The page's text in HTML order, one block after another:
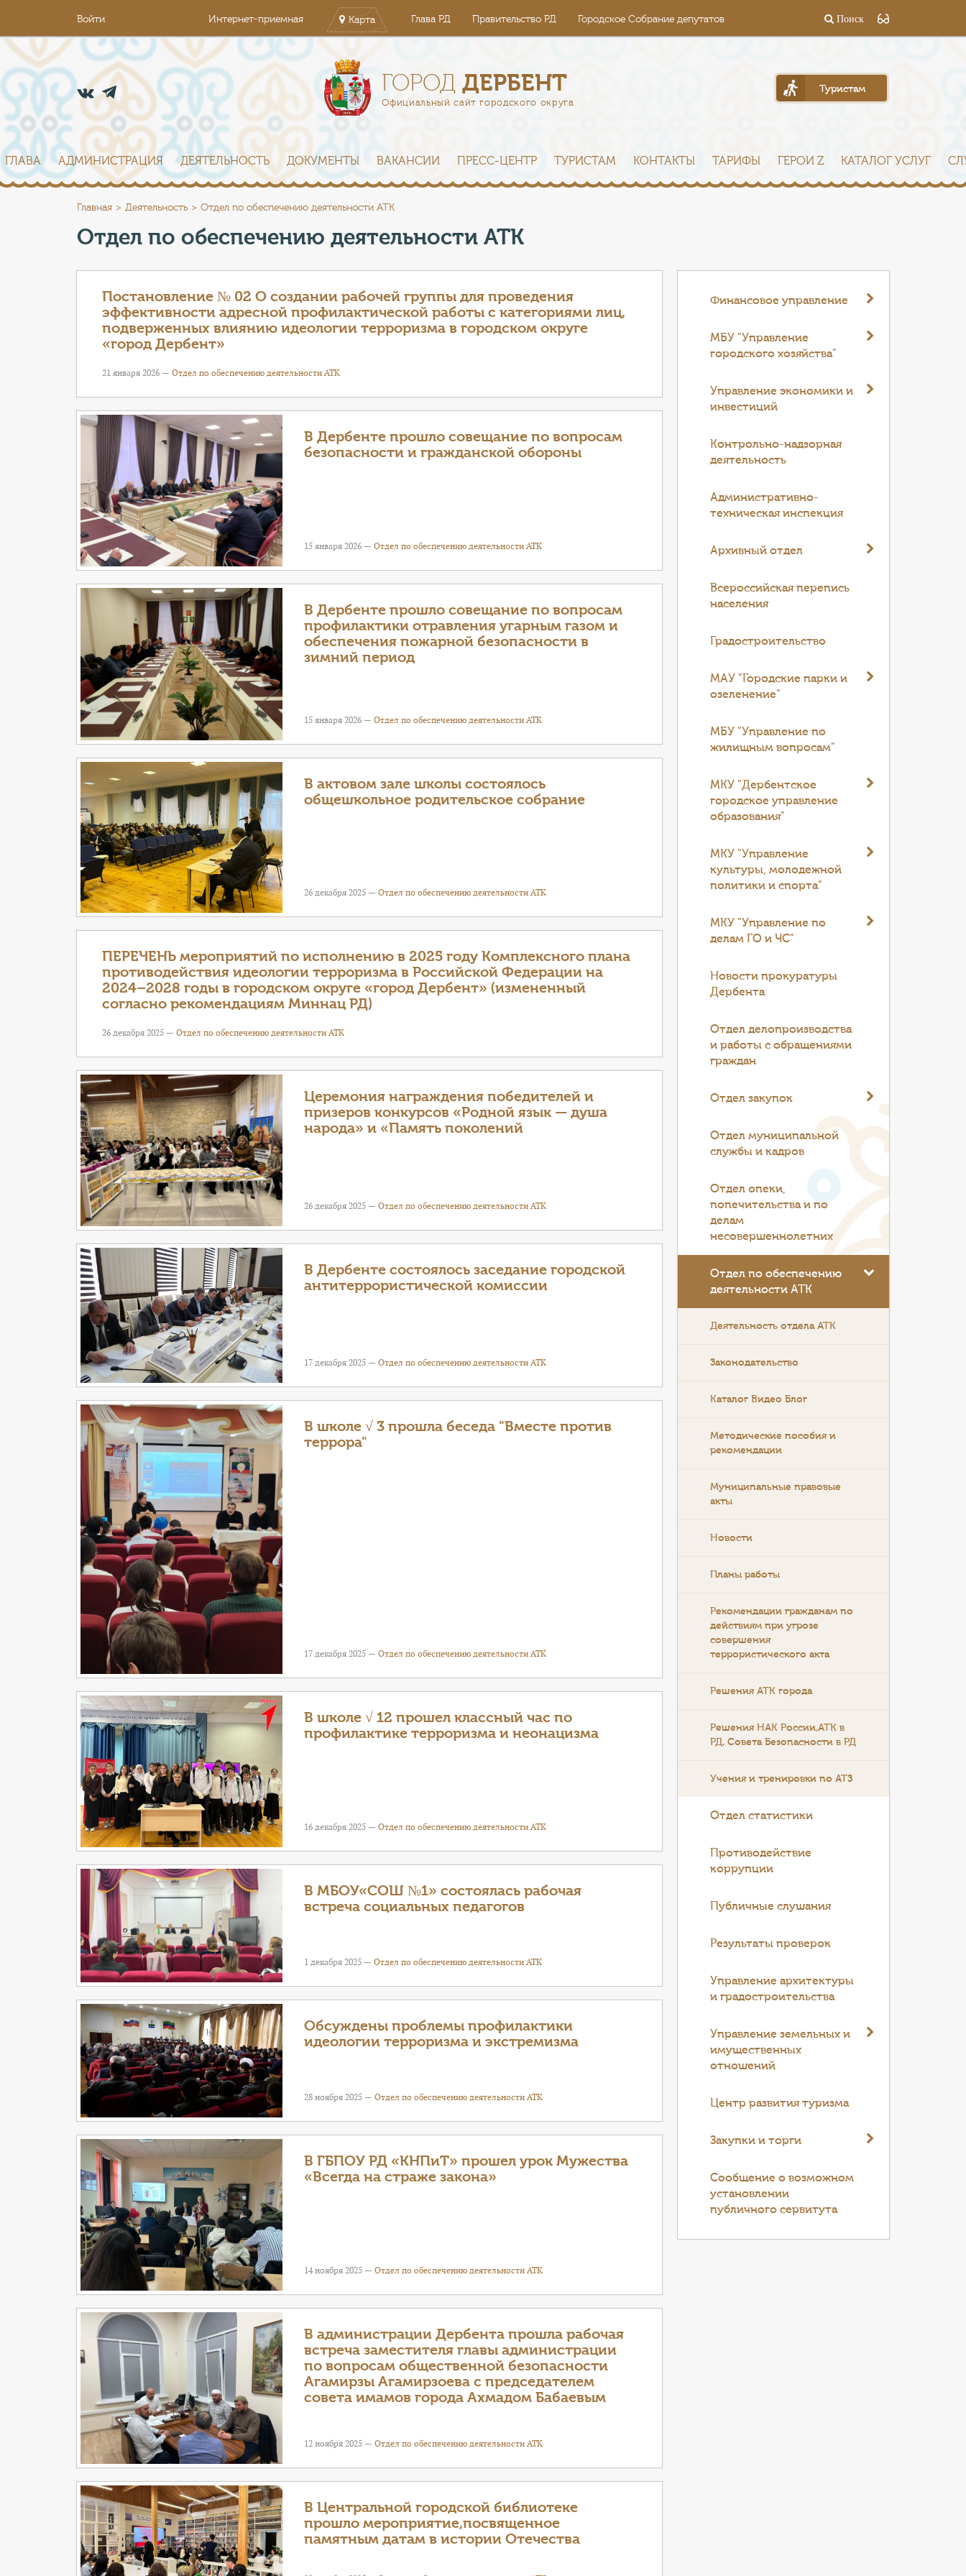
Войти Интернет-приемная Карта Глава РД Правительство РД Городское Собрание депутатов Поиск
ГОРОДДЕРБЕНТ
Официальный сайт городского округа
Туристам
ГЛАВА АДМИНИСТРАЦИЯ ДЕЯТЕЛЬНОСТЬ ДОКУМЕНТЫ ВАКАНСИИ ПРЕСС-ЦЕНТР ТУРИСТАМ КОНТАКТЫ ТАРИФЫ ГЕРОИ Z КАТАЛОГ УСЛУГ
Главная Деятельность Отдел по обеспечению деятельности АТК
Отдел по обеспечению деятельности АТК
Постановление № 02 О создании рабочей группы для проведения
эффективности адресной профилактической работы с категориями лиц,
подверженных влиянию идеологии терроризма в городском округе
«город Дербент»
21 января 2026 — Отдел по обеспечению деятельности АТК
В Дербенте прошло совещание по вопросам
безопасности и гражданской обороны
15 января 2026 —Отдел по обеспечению деятельности АТК
В Дербенте прошло совещание по вопросам
профилактики отравления угарным газом и
обеспечения пожарной безопасности в
зимний период
15 января 2026 —Отдел по обеспечению деятельности АТК
В актовом зале школы состоялось
общешкольное родительское собрание
26 декабря 2025 —Отдел по обеспечению деятельности АТК
ПЕРЕЧЕНЬ мероприятий по исполнению в 2025 году Комплексного плана
противодействия идеологии терроризма в Российской Федерации на
2024–2028 годы в городском округе «город Дербент» (измененный
согласно рекомендациям Миннац РД)
26 декабря 2025 — Отдел по обеспечению деятельности АТК
Церемония награждения победителей и
призеров конкурсов «Родной язык — душа
народа» и «Память поколений
26 декабря 2025 —Отдел по обеспечению деятельности АТК
В Дербенте состоялось заседание городской
антитеррористической комиссии
17 декабря 2025 —Отдел по обеспечению деятельности АТК
В школе √ 3 прошла беседа "Вместе против
террора"
17 декабря 2025 —Отдел по обеспечению деятельности АТК
В школе √ 12 прошел классный час по
профилактике терроризма и неонацизма
16 декабря 2025 —Отдел по обеспечению деятельности АТК
В МБОУ«СОШ №1» состоялась рабочая
встреча социальных педагогов
1 декабря 2025 —Отдел по обеспечению деятельности АТК
Обсуждены проблемы профилактики
идеологии терроризма и экстремизма
28 ноября 2025 —Отдел по обеспечению деятельности АТК
В ГБПОУ РД «КНПиТ» прошел урок Мужества
«Всегда на страже закона»
14 ноября 2025 —Отдел по обеспечению деятельности АТК
В администрации Дербента прошла рабочая
встреча заместителя главы администрации
по вопросам общественной безопасности
Агамирзы Агамирзоева с председателем
совета имамов города Ахмадом Бабаевым
12 ноября 2025 —Отдел по обеспечению деятельности АТК
В Центральной городской библиотеке
прошло мероприятие,посвященное
памятным датам в истории Отечества
Финансовое управление
МБУ "Управление
городского хозяйства"
Управление экономики и
инвестиций
Контрольно-надзорная
деятельность
Административно-
техническая инспекция
Архивный отдел
Всероссийская перепись
населения
Градостроительство
МАУ "Городские парки и
озеленение"
МБУ "Управление по
жилищным вопросам"
МКУ "Дербентское
городское управление
образования"
МКУ "Управление
культуры, молодежной
политики и спорта"
МКУ "Управление по
делам ГО и ЧС"
Новости прокуратуры
Дербента
Отдел делопроизводства
и работы с обращениями
граждан
Отдел закупок
Отдел муниципальной
службы и кадров
Отдел опеки,
попечительства и по
делам
несовершеннолетних
Отдел по обеспечению
деятельности АТК
Деятельность отдела АТК
Законодательство
Каталог Видео Блог
Методические пособия и
рекомендации
Муниципальные правовые
акты
Новости
Планы работы
Рекомендации гражданам по
действиям при угрозе
совершения
террористического акта
Решения АТК города
Решения НАК России,АТК в
РД, Совета Безопасности в РД
Учения и тренировки по АТЗ
Отдел статистики
Противодействие
коррупции
Публичные слушания
Результаты проверок
Управление архитектуры
и градостроительства
Управление земельных и
имущественных
отношений
Центр развития туризма
Закупки и торги
Cообщение о возможном
установлении
публичного сервитута